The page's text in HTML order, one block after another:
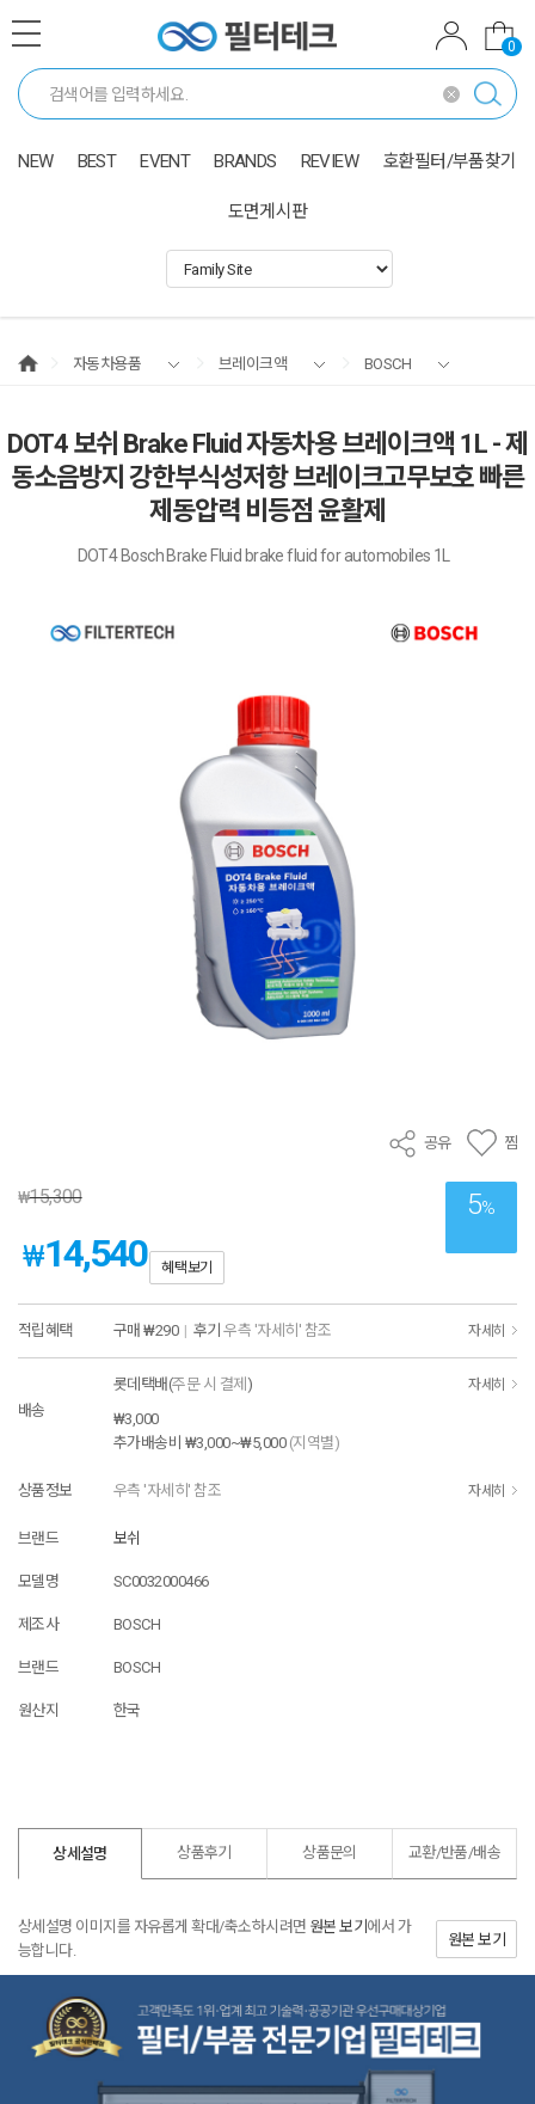
0
NEW BEST EVENT BRANDS REVIEW 호환필터/부품찾기
도면게시판
자동차용품 브레이크액 BOSCH
DOT4 보쉬 Brake Fluid 자동차용 브레이크액 1L - 제
동소음방지 강한부식성저항 브레이크고무보호 빠른
제동압력 비등점 윤활제
DOT4 Bosch Brake Fluid brake fluid for automobiles 1L
공유 찜
5%
₩15,300
₩14,540 혜택보기
적립혜택 구매 ₩290 | 후기 우측 '자세히' 참조 자세히
배송
롯데택배(주문 시 결제 ) 자세히
₩3,000
추가배송비 ₩3,000~₩5,000 (지역별)
상품정보 우측 '자세히' 참조 자세히
브랜드 보쉬
모델명 SC0032000466
제조사 BOSCH
브랜드 BOSCH
원산지 한국
상세설명 상품후기 상품문의 교환/반품/배송
상세설명 이미지를 자유롭게 확대/축소하시려면 원본 보기 에서 가
능합니다.
원본 보기